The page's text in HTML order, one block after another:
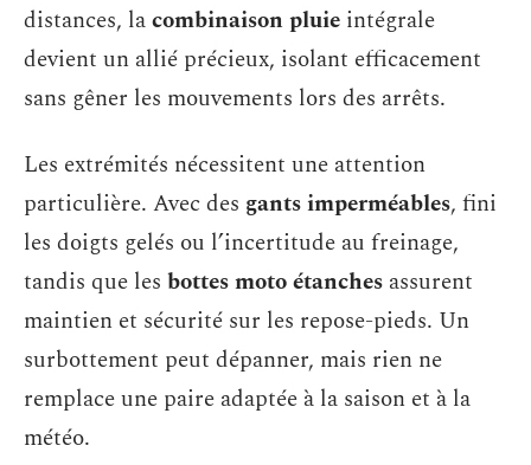
distances, lacombinaison pluie intégrale
devient un allié précieux, isolant efficacement
sans gêner les mouvements lors des arrêts.
Les extrémités nécessitent une attention
particulière. Avec des gants imperméables, fini
les doigts gelés ou l’incertitude au freinage,
tandis que les bottes moto étanches assurent
maintien et sécurité sur les repose-pieds. Un
surbottement peut dépanner, mais rien ne
remplace une paire adaptée à la saison et à la
météo.